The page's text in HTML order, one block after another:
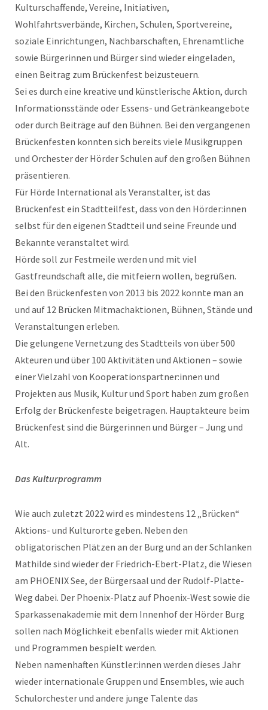
Kulturschaffende, Vereine, Initiativen,
Wohlfahrtsverbände, Kirchen, Schulen, Sportvereine,
soziale Einrichtungen, Nachbarschaften, Ehrenamtliche
sowie Bürgerinnen und Bürger sind wieder eingeladen,
einen Beitrag zum Brückenfest beizusteuern.
Sei es durch eine kreative und künstlerische Aktion, durch
Informationsstände oder Essens- und Getränkeangebote
oder durch Beiträge auf den Bühnen. Bei den vergangenen
Brückenfesten konnten sich bereits viele Musikgruppen
und Orchester der Hörder Schulen auf den großen Bühnen
präsentieren.
Für Hörde International als Veranstalter, ist das
Brückenfest ein Stadtteilfest, dass von den Hörder:innen
selbst für den eigenen Stadtteil und seine Freunde und
Bekannte veranstaltet wird.
Hörde soll zur Festmeile werden und mit viel
Gastfreundschaft alle, die mitfeiern wollen, begrüßen.
Bei den Brückenfesten von 2013 bis 2022 konnte man an
und auf 12 Brücken Mitmachaktionen, Bühnen, Stände und
Veranstaltungen erleben.
Die gelungene Vernetzung des Stadtteils von über 500
Akteuren und über 100 Aktivitäten und Aktionen – sowie
einer Vielzahl von Kooperationspartner:innen und
Projekten aus Musik, Kultur und Sport haben zum großen
Erfolg der Brückenfeste beigetragen. Hauptakteure beim
Brückenfest sind die Bürgerinnen und Bürger – Jung und
Alt.
Das Kulturprogramm
Wie auch zuletzt 2022 wird es mindestens 12 „Brücken“
Aktions- und Kulturorte geben. Neben den
obligatorischen Plätzen an der Burg und an der Schlanken
Mathilde sind wieder der Friedrich-Ebert-Platz, die Wiesen
am PHOENIX See, der Bürgersaal und der Rudolf-Platte-
Weg dabei. Der Phoenix-Platz auf Phoenix-West sowie die
Sparkassenakademie mit dem Innenhof der Hörder Burg
sollen nach Möglichkeit ebenfalls wieder mit Aktionen
und Programmen bespielt werden.
Neben namenhaften Künstler:innen werden dieses Jahr
wieder internationale Gruppen und Ensembles, wie auch
Schulorchester und andere junge Talente das